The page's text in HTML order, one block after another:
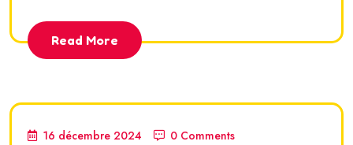
Read More
16 décembre 2024 0 Comments